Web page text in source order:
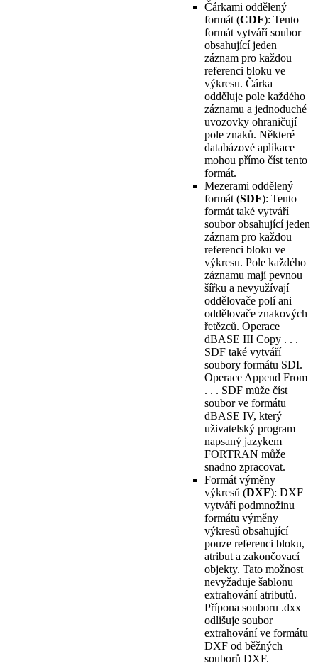
Čárkami oddělený
formát (CDF): Tento
formát vytváří soubor
obsahující jeden
záznam pro každou
referenci bloku ve
výkresu. Čárka
odděluje pole každého
záznamu a jednoduché
uvozovky ohraničují
pole znaků. Některé
databázové aplikace
mohou přímo číst tento
formát.
Mezerami oddělený
formát (SDF): Tento
formát také vytváří
soubor obsahující jeden
záznam pro každou
referenci bloku ve
výkresu. Pole každého
záznamu mají pevnou
šířku a nevyužívají
oddělovače polí ani
oddělovače znakových
řetězců. Operace
dBASE III Copy . . .
SDF také vytváří
soubory formátu SDI.
Operace Append From
. . . SDF může číst
soubor ve formátu
dBASE IV, který
uživatelský program
napsaný jazykem
FORTRAN může
snadno zpracovat.
Formát výměny
výkresů (DXF): DXF
vytváří podmnožinu
formátu výměny
výkresů obsahující
pouze referenci bloku,
atribut a zakončovací
objekty. Tato možnost
nevyžaduje šablonu
extrahování atributů.
Přípona souboru .dxx
odlišuje soubor
extrahování ve formátu
DXF od běžných
souborů DXF.